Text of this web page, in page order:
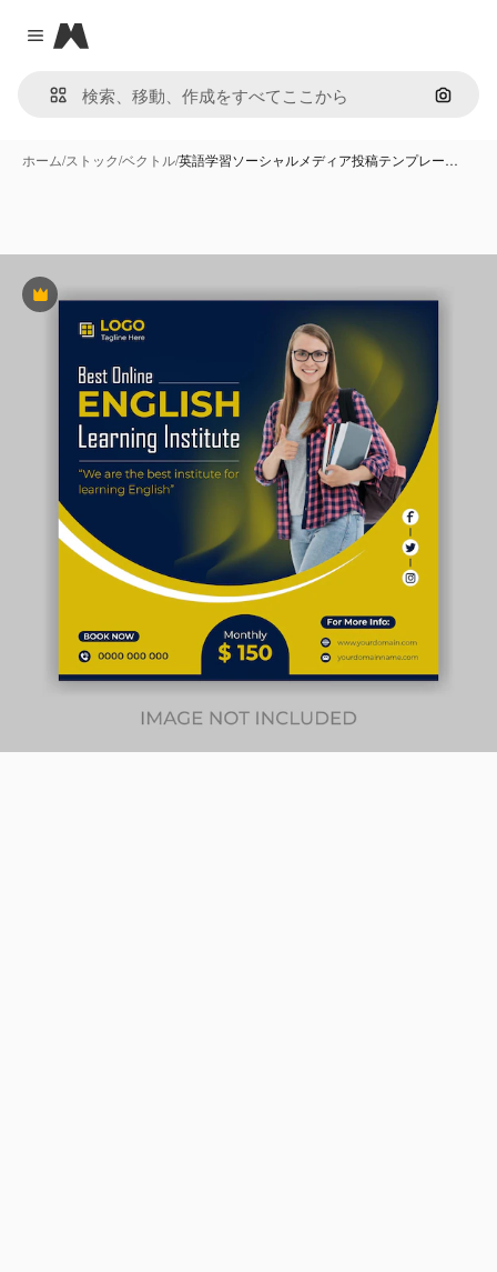
Close menu
Magnific
画像で
ホーム/ストック/ベクトル/英語学習ソーシャルメディア投稿テンプレー…
Premium